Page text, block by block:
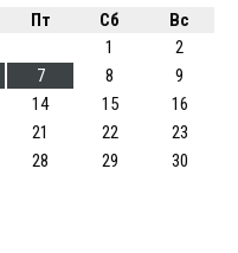
Пт Сб
Вс
1
2
7 8
9
14 15
16
21 22
23
28 29
30